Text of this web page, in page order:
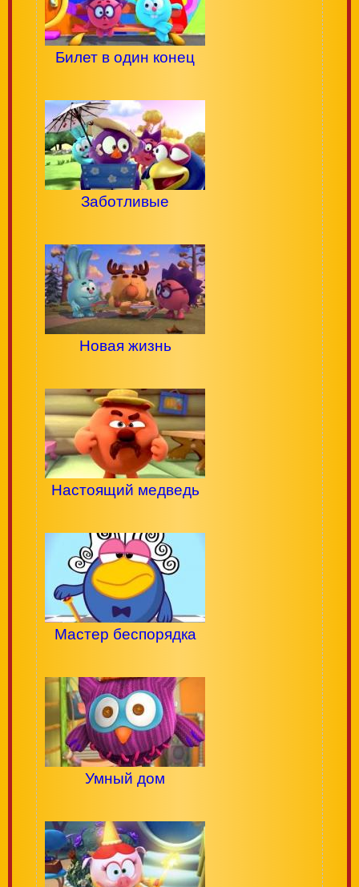
Билет в один конец
Заботливые
Новая жизнь
Настоящий медведь
Мастер беспорядка
Умный дом